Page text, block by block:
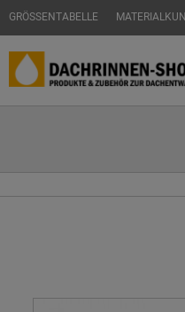
GRÖSSENTABELLE